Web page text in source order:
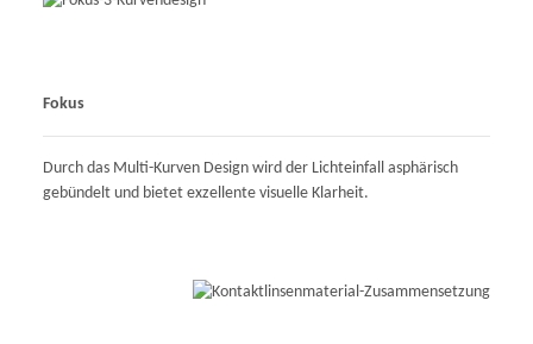
Fokus
Durch das Multi-Kurven Design wird der Lichteinfall asphärisch
gebündelt und bietet exzellente visuelle Klarheit.